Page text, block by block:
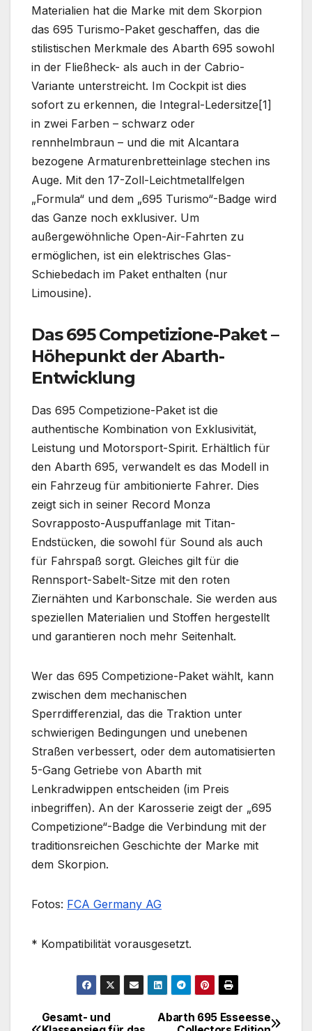
Materialien hat die Marke mit dem Skorpion
das 695 Turismo-Paket geschaffen, das die
stilistischen Merkmale des Abarth 695 sowohl
in der Fließheck- als auch in der Cabrio-
Variante unterstreicht. Im Cockpit ist dies
sofort zu erkennen, die Integral-Ledersitze[1]
in zwei Farben – schwarz oder
rennhelmbraun – und die mit Alcantara
bezogene Armaturenbretteinlage stechen ins
Auge. Mit den 17-Zoll-Leichtmetallfelgen
„Formula“ und dem „695 Turismo“-Badge wird
das Ganze noch exklusiver. Um
außergewöhnliche Open-Air-Fahrten zu
ermöglichen, ist ein elektrisches Glas-
Schiebedach im Paket enthalten (nur
Limousine).
Das 695 Competizione-Paket –
Höhepunkt der Abarth-
Entwicklung
Das 695 Competizione-Paket ist die
authentische Kombination von Exklusivität,
Leistung und Motorsport-Spirit. Erhältlich für
den Abarth 695, verwandelt es das Modell in
ein Fahrzeug für ambitionierte Fahrer. Dies
zeigt sich in seiner Record Monza
Sovrapposto-Auspuffanlage mit Titan-
Endstücken, die sowohl für Sound als auch
für Fahrspaß sorgt. Gleiches gilt für die
Rennsport-Sabelt-Sitze mit den roten
Ziernähten und Karbonschale. Sie werden aus
speziellen Materialien und Stoffen hergestellt
und garantieren noch mehr Seitenhalt.
Wer das 695 Competizione-Paket wählt, kann
zwischen dem mechanischen
Sperrdifferenzial, das die Traktion unter
schwierigen Bedingungen und unebenen
Straßen verbessert, oder dem automatisierten
5-Gang Getriebe von Abarth mit
Lenkradwippen entscheiden (im Preis
inbegriffen). An der Karosserie zeigt der „695
Competizione“-Badge die Verbindung mit der
traditionsreichen Geschichte der Marke mit
dem Skorpion.
Fotos: FCA Germany AG
* Kompatibilität vorausgesetzt.
Beitragsnavigation
Abarth 695 Esseesse
Gesamt- und